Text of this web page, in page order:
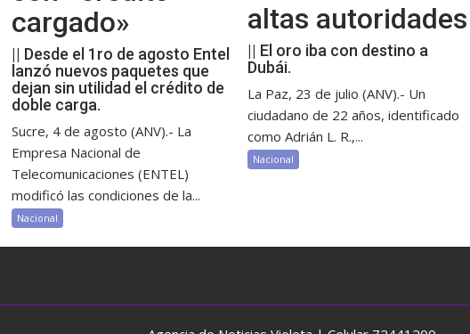
cargado»
|| Desde el 1ro de agosto Entel
lanzó nuevos paquetes que
dejan sin utilidad el crédito de
doble carga.
Sucre, 4 de agosto (ANV).- La
Empresa Nacional de
Telecomunicaciones (ENTEL)
modificó las condiciones de la...
Nacional
altas autoridades
|| El oro iba con destino a
Dubái.
La Paz, 23 de julio (ANV).- Un
ciudadano de 22 años, identificado
como Adrián L. R.,...
Nacional